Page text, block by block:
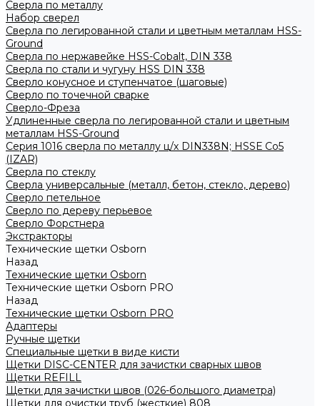
Сверла по металлу
Набор сверел
Сверла по легированной стали и цветным металлам HSS-
Ground
Сверла по нержавейке HSS-Cobalt, DIN 338
Сверла по стали и чугуну HSS DIN 338
Сверло конусное и ступенчатое (шаговые)
Сверло по точечной сварке
Сверло-Фреза
Удлиненные сверла по легированной стали и цветным
металлам HSS-Ground
Серия 1016 сверла по металлу ц/х DIN338N; HSSЕ Со5
(IZAR)
Сверла по стеклу
Сверла универсальные (металл, бетон, стекло, дерево)
Сверло петельное
Сверло по дереву перьевое
Сверло Форстнера
Экстракторы
Технические щетки Osborn
Назад
Технические щетки Osborn
Технические щетки Osborn PRO
Назад
Технические щетки Osborn PRO
Адаптеры
Ручные щетки
Специальные щетки в виде кисти
Щетки DISC-CENTER для зачистки сварных швов
Щетки REFILL
Щетки для зачистки швов (026-большого диаметра)
Щетки для очистки труб (жесткие) 808